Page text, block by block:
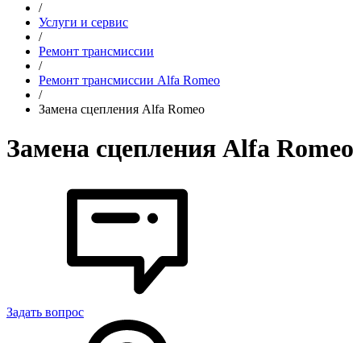
/
Услуги и сервис
/
Ремонт трансмиссии
/
Ремонт трансмиссии Alfa Romeo
/
Замена сцепления Alfa Romeo
Замена сцепления Alfa Romeo
Задать вопрос